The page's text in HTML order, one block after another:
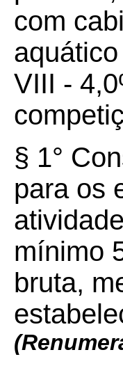
com
VIII -
§ 1°
para os
mínimo
bruta,